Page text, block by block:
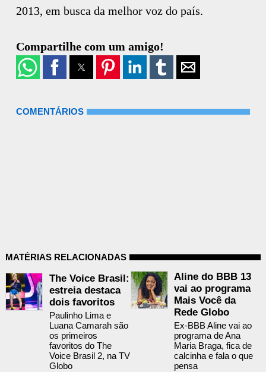
2013, em busca da melhor voz do país.
Compartilhe com um amigo!
COMENTÁRIOS
MATÉRIAS RELACIONADAS
The Voice Brasil:
estreia destaca
dois favoritos
Paulinho Lima e
Luana Camarah são
os primeiros
favoritos do The
Voice Brasil 2, na TV
Globo
Aline do BBB 13
vai ao programa
Mais Você da
Rede Globo
Ex-BBB Aline vai ao
programa de Ana
Maria Braga, fica de
calcinha e fala o que
pensa